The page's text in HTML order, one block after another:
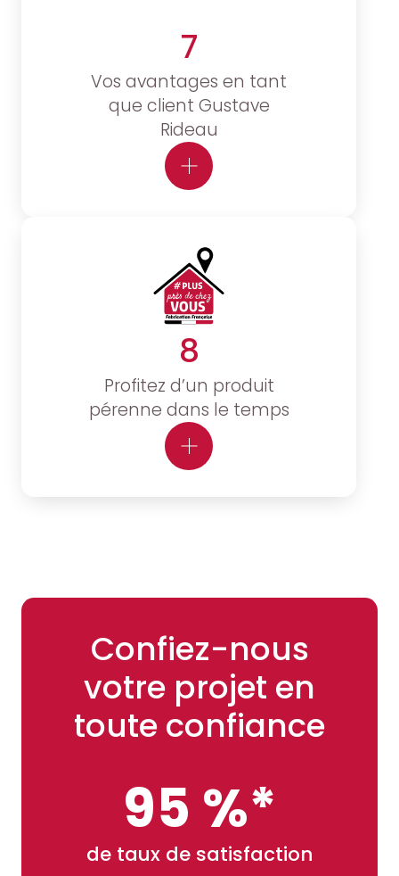
7
Vos avantages en tant
que client Gustave
Rideau
8
Profitez d’un produit
pérenne dans le temps
Confiez-nous
votre projet en
toute confiance
95 %*
de taux de satisfaction